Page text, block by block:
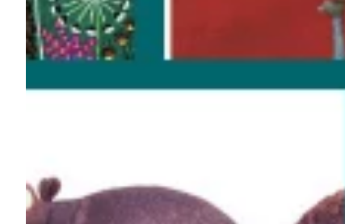
Na família
Colecionáveis
Cursos On line